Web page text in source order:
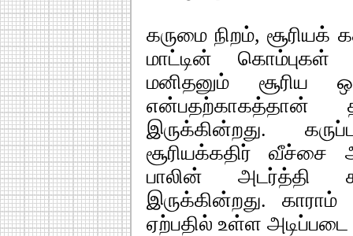
கருமை நிறம், சூரியக்
மாட்டின் கொம்புகள்
மனிதனும் சூரிய
என்பதற்காகத்தான்
இருக்கின்றது.
சூரியக்கதிர் வீச்சை
பாலின் அடர்த்தி
இருக்கின்றது. காராம்
ஏற்பதில் உள்ள